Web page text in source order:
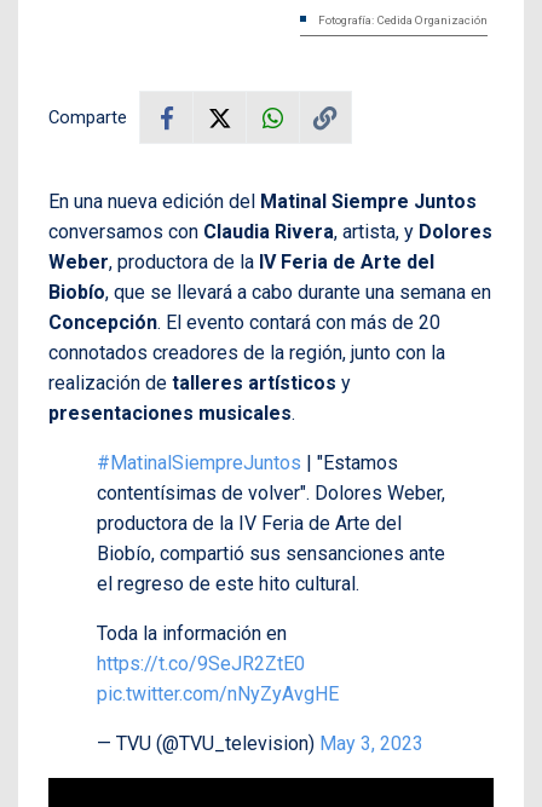
Fotografía: Cedida Organización
Comparte
En una nueva edición del Matinal Siempre Juntos
conversamos con Claudia Rivera, artista, y Dolores
Weber, productora de la IV Feria de Arte del
Biobío, que se llevará a cabo durante una semana en
Concepción. El evento contará con más de 20
connotados creadores de la región, junto con la
realización de talleres artísticos y
presentaciones musicales.
#MatinalSiempreJuntos | "Estamos
contentísimas de volver". Dolores Weber,
productora de la IV Feria de Arte del
Biobío, compartió sus sensanciones ante
el regreso de este hito cultural.
Toda la información en
https://t.co/9SeJR2ZtE0
pic.twitter.com/nNyZyAvgHE
— TVU (@TVU_television) May 3, 2023